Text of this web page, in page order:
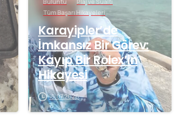
Buluntu
Plaj ve Sualtı
Tüm Başarı Hikayeleri
Karayipler’de
İmkansız Bir Görev:
Kayıp Bir Rolex’in
Hikayesi
16.07.2026